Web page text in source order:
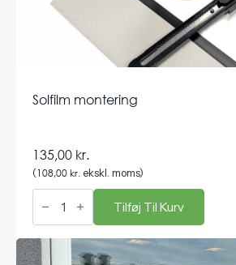
Solfilm montering
135,00 kr.
(108,00 kr. ekskl. moms)
Solfilm
montering Tilføj Til Kurv
Andre varer i samme